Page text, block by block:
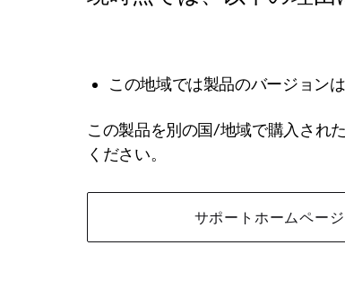
この地域では製品のバージョン
この製品を別の国/地域で購入され
ください。
サポートホームペー